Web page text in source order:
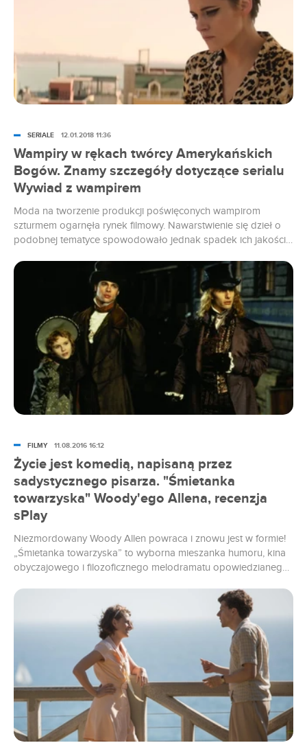
Wampiry w rękach twórcy Amerykańskich
Bogów. Znamy szczegóły dotyczące serialu
Wywiad z wampirem
Moda na tworzenie produkcji poświęconych wampirom
szturmem ogarnęła rynek filmowy. Nawarstwienie się dzieł o
podobnej tematyce spowodowało jednak spadek ich jakości i
może zmienić nowa ekranizacja Wywiadu z wampirem, której
stworzeniem zajmie się Bryan Fuller.
SERIALE 12.01.2018 11:36
Życie jest komedią, napisaną przez
sadystycznego pisarza. "Śmietanka
towarzyska" Woody'ego Allena, recenzja
sPlay
Niezmordowany Woody Allen powraca i znowu jest w formie!
„Śmietanka towarzyska” to wyborna mieszanka humoru, kina
obyczajowego i filozoficznego melodramatu opowiedzianego
FILMY 11.08.2016 16:12